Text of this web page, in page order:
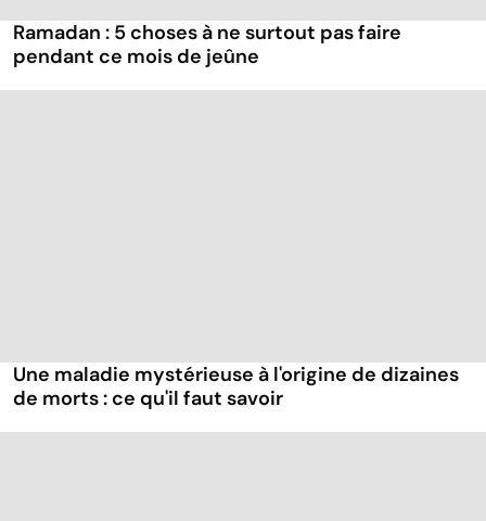
Ramadan : 5 choses à ne surtout pas faire
pendant ce mois de jeûne
Une maladie mystérieuse à l'origine de dizaines
de morts : ce qu'il faut savoir